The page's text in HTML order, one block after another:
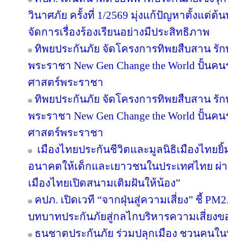
วินาศภัย ครั้งที่ 1/2569 มุ่งแก้ปัญหาตั้งแต่ต้
จัดการเรื่องร้องเรียนอย่างมีประสิทธิภาพ
ทิพยประกันภัย จัดโครงการทิพยสืบสาน รั
พระราชา New Gen Change the World ปั้น
ศาสตร์พระราชา
ทิพยประกันภัย จัดโครงการทิพยสืบสาน รั
พระราชา New Gen Change the World ปั้น
ศาสตร์พระราชา
เมืองไทยประกันชีวิตและมูลนิธิเมืองไทย
อนาคตให้เด็กและเยาวชนในประเทศไทย ผ่า
เมืองไทยเปิดสนามเติมฝันให้น้อง”
คปภ. เปิดเวที “จากฝุ่นสู่ความเสี่ยง” ชี้
บทบาทประกันภัยสู่กลไกบริหารความเสี่ยงข
ธนชาตประกันภัย ร่วมปลุกเมือง ชวนคนใ